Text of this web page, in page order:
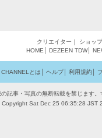
クリエイター ｜ ショップ
HOME
DEZEEN TDW│
とは ヘルプ│ 利用規約│
記事・写真の無断転載を禁じます
Copyright Sat Dec 25 06:35:28 JST